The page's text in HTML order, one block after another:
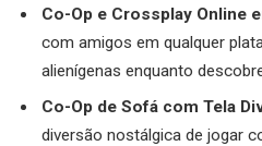
Co-Op e Crossplay Online
com amigos em qualquer
alienígenas enquanto
Co-Op de Sofá com Tela
diversão nostálgica de jogar